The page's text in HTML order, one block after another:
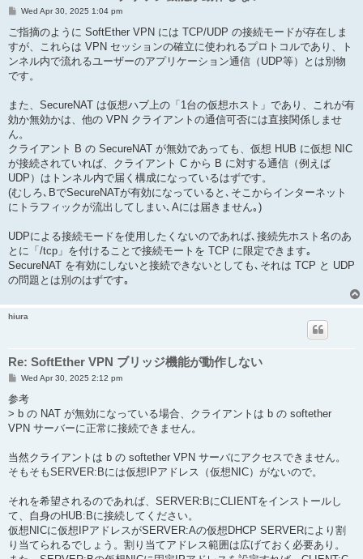
P
s
t
Wed Apr 30, 2025 1:04 pm
ご指摘のように SoftEther VPN には TCP/UDP の接続モードが存在しま
すが、これらは VPN セッションの確立に使われるプロトコルであり、ト
ンネル内で流れるユーザーのアプリケーション通信（UDP等）とは別物
です。
また、SecureNAT は仮想ハブ上の「1台の仮想ホスト」であり、これが有
効か無効かは、他の VPN クライアントの通信可否には直接関係しませ
ん。
クライアント B の SecureNAT が無効であっても、仮想 HUB に仮想 NIC
が接続されていれば、クライアント C から B に対する通信（例えば
UDP）はトンネル内で届く構成になっているはずです。
(むしろ､BでSecureNATが有効になっていると､そこからインターネット
にトラフィックが流出してしまい､Aには届きません｡)
UDPによる接続モードを使用したくないのであれば､接続先ホスト名のあ
とに「/tcp」を付けることで接続モートを TCP に限定できます｡
SecureNAT を有効にしないと接続できないとしても､それは TCP と UDP
の問題とは別のはずです｡
hiura
Re: SoftEther VPN ブリッジ機能が動作しない
P
s
Wed Apr 30, 2025 2:12 pm
参考
> b の NAT が無効になっている場合、クライアントは b の softether
VPN サーバーに正常に接続できません。
当然クライアントは b の softether VPN サーバにアクセスできません。
そもそもSERVER:Bには仮想IPアドレス（仮想NIC）がないので。
それを希望されるのであれば、SERVER:BにCLIENTをインストールし
て、自身のHUB:Bに接続してください。
仮想NICに仮想IPアドレスがSERVER:Aの仮想DHCP SERVERにより割
り当てられるでしょう。割り当てアドレス範囲は広げておく必要あり。